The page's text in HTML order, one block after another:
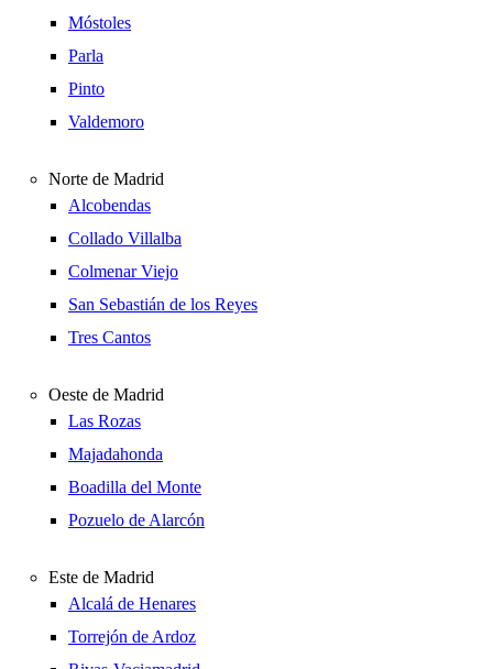
Móstoles
Parla
Pinto
Valdemoro
Norte de Madrid
Alcobendas
Collado Villalba
Colmenar Viejo
San Sebastián de los Reyes
Tres Cantos
Oeste de Madrid
Las Rozas
Majadahonda
Boadilla del Monte
Pozuelo de Alarcón
Este de Madrid
Alcalá de Henares
Torrejón de Ardoz